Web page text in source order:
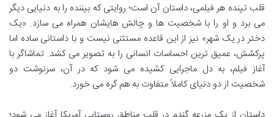
قلب تپنده هر فیلمی، داستان آن است؛ روایتی که بیننده را به دنیایی دیگر
می برد و او را با شخصیت ها و چالش هایشان همراه می سازد. «یک
دختر در یک شهر» نیز از این قاعده مستثنی نیست و با داستانی ساده اما
پرکشش، عمیق ترین احساسات انسانی را به تصویر می کشد. تماشاگر با
آغاز فیلم، به دل ماجرایی کشیده می شود که در آن، سرنوشت دو
شخصیت از دو دنیای کاملاً متفاوت به هم گره می خورد.